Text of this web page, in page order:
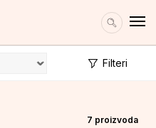
Filteri
7 proizvoda